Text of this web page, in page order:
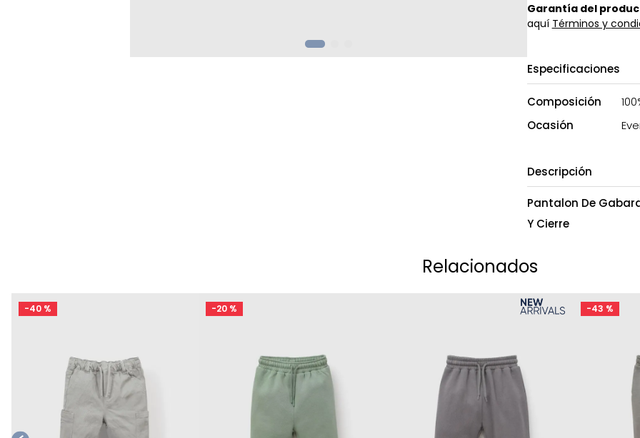
Garantía del
aquí Términos y
Especificaciones
Composición
Ocasión
Descripción
Pantalon De
Y Cierre
Relacionados
-40 % -20 % -43 %